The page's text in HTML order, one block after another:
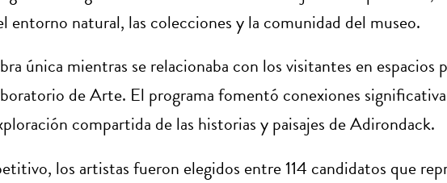
natural, las colecciones y la comunidad del museo.
única mientras se relacionaba con los visitantes en espacios
de Arte. El programa fomentó conexiones
compartida de las historias y paisajes de Adirondack.
los artistas fueron elegidos entre 114 candidatos que